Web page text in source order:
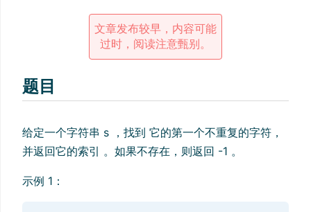
文章发布较早，内容可能
过时，阅读注意甄别。
题目
给定一个字符串 s ，找到 它的第一个不重复的字符，
并返回它的索引 。如果不存在，则返回 -1 。
示例 1：